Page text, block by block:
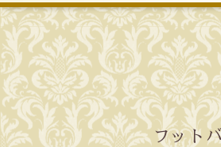
フット